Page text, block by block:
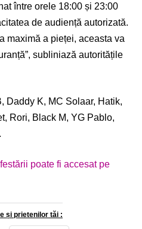
între orele 18:00 și 23:00
de audiență autorizată.
maximă a pieței, aceasta va
subliniază autoritățile
Daddy K, MC Solaar, Hatik,
Rori, Black M, YG Pablo,
poate fi accesat pe
și prietenilor tăi :